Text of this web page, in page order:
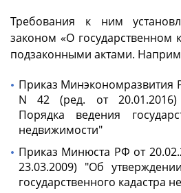
Требования к ним
законом «О государственном
подзаконными актами.
Приказ Минэкономразвития
N 42 (ред. от
Порядка ведения
недвижимости"
Приказ Минюста РФ от
23.03.2009) "Об
государственного кадастра